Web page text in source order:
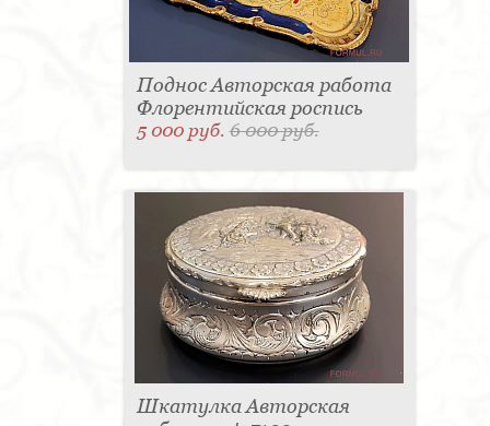
Поднос Авторская работа
Флорентийская роспись
5 000 руб.6 000 руб.
Шкатулка Авторская